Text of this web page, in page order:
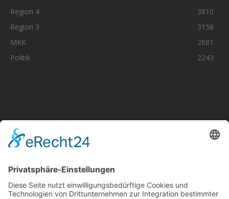
Region 4
3810
Region 3
3158
MKK
2681
Politik
2243